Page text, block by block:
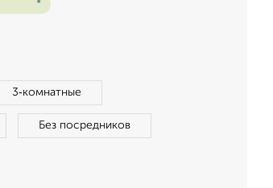
3‑комнатные
Без посредников